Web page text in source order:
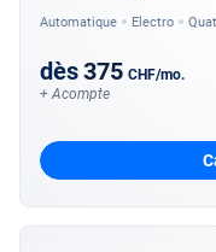
Automatique Electro
dès375 CHF/mo.
+ Acompte